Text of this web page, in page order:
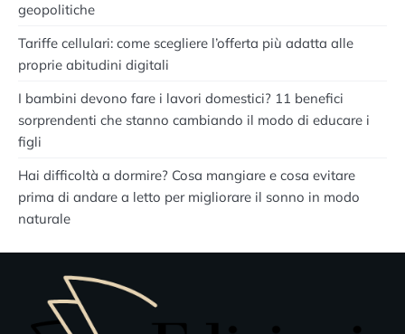
geopolitiche
Tariffe cellulari: come scegliere l’offerta più adatta alle
proprie abitudini digitali
I bambini devono fare i lavori domestici? 11 benefici
sorprendenti che stanno cambiando il modo di educare i
figli
Hai difficoltà a dormire? Cosa mangiare e cosa evitare
prima di andare a letto per migliorare il sonno in modo
naturale